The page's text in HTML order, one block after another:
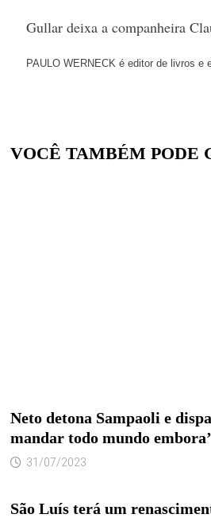
Gullar deixa a companheira
PAULO WERNECKé editor de livros e
VOCÊ TAMBÉM PODE
Neto detona Sampaoli e
mandar todo mundo embora’
31/07/2023
São Luís terá um